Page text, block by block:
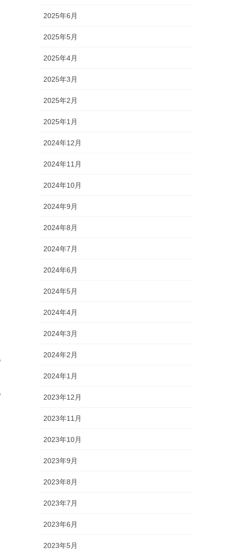
2025年6月
2025年5月
2025年4月
2025年3月
2025年2月
2025年1月
2024年12月
2024年11月
2024年10月
2024年9月
2024年8月
2024年7月
2024年6月
2024年5月
2024年4月
2024年3月
2024年2月
2024年1月
2023年12月
2023年11月
2023年10月
2023年9月
2023年8月
2023年7月
2023年6月
2023年5月